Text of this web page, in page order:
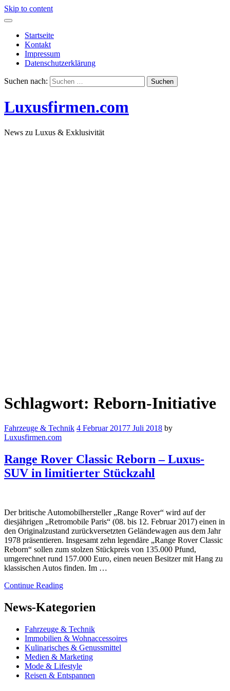
Skip to content
Startseite
Kontakt
Impressum
Datenschutzerklärung
Suchen nach:
Luxusfirmen.com
News zu Luxus & Exklusivität
Schlagwort: Reborn-Initiative
Fahrzeuge & Technik 4 Februar 20177 Juli 2018 by
Luxusfirmen.com
Range Rover Classic Reborn – Luxus-
SUV in limitierter Stückzahl
Der britische Automobilhersteller „Range Rover“ wird auf der
diesjährigen „Retromobile Paris“ (08. bis 12. Februar 2017) einen in
den Originalzustand zurückversetzten Geländewagen aus dem Jahr
1978 präsentieren. Insgesamt zehn legendäre „Range Rover Classic
Reborn“ sollen zum stolzen Stückpreis von 135.000 Pfund,
umgerechnet rund 157.000 Euro, einen neuen Besitzer mit Hang zu
klassischen Autos finden. Im …
Continue Reading
News-Kategorien
Fahrzeuge & Technik
Immobilien & Wohnaccessoires
Kulinarisches & Genussmittel
Medien & Marketing
Mode & Lifestyle
Reisen & Entspannen